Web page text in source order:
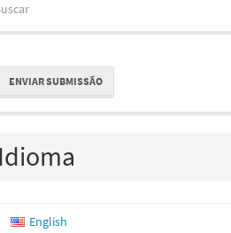
ENVIAR SUBMISSÃO
Idioma
English